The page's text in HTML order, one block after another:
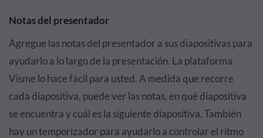
Notas del presentador
Agregue las notas del presentador a sus diapositivas para
ayudarlo a lo largo de la presentación. La plataforma
Visme lo hace fácil para usted. A medida que recorre
cada diapositiva, puede ver las notas, en qué diapositiva
se encuentra y cuál es la siguiente diapositiva. También
hay un temporizador para ayudarlo a controlar el ritmo